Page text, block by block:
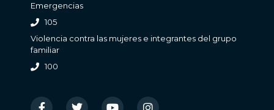
Emergencias
105
Violencia contra las mujeres e integrantes del grupo
familiar
100